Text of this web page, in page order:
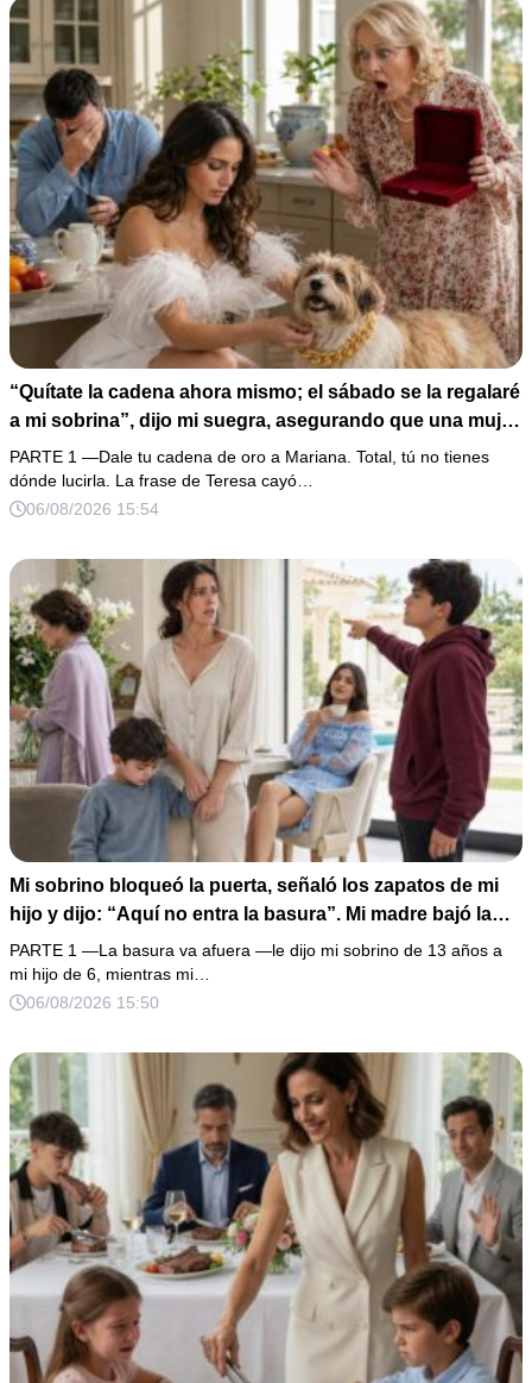
“Quítate la cadena ahora mismo; el sábado se la regalaré
a mi sobrina”, dijo mi suegra, asegurando que una mujer
con las manos marcadas por espinas no merecía 50
gramos de oro. Mi esposo guardó silencio, así que
obedecí con calma y le pedí que preparara la fiesta. Ella
completo que había intentado ocultar.
PARTE 1 —Dale tu cadena de oro a Mariana. Total, tú no tienes
dónde lucirla. La frase de Teresa cayó…
06/08/2026 15:54
Mi sobrino bloqueó la puerta, señaló los zapatos de mi
hijo y dijo: “Aquí no entra la basura”. Mi madre bajó la
mirada y mi hermana siguió tomando café como si nada.
Yo asentí, abracé a mi niño y me fui sin reclamar. Pero al
cancelar el depósito mensual descubrí que llevaba años
de humillarlo.
PARTE 1 —La basura va afuera —le dijo mi sobrino de 13 años a
mi hijo de 6, mientras mi…
06/08/2026 15:50